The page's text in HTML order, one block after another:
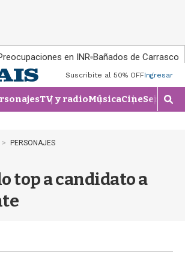
en INR Bañados de Carrasco
Suscribite al 50% OFFIngresar
TV y radioMúsicaCineSeries
M
o
e
PERSONAJES
top a candidato a